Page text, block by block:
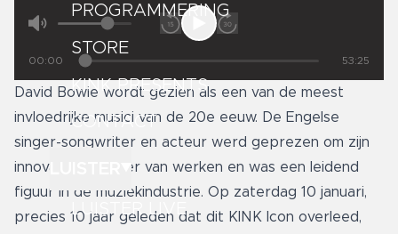
PROGRAMMERING
STORE
KINK PRESENTS
CONTACT
LUISTER LIVE
00:00 53:25
David Bowie wordt gezien als een van de meest
invloedrijke musici van de 20e eeuw. De Engelse
singer-songwriter en acteur werd geprezen om zijn
innovatieve manier van werken en was een leidend
figuur in de muziekindustrie. Op zaterdag 10 januari,
precies 10 jaar geleden dat dit KINK Icon overleed,